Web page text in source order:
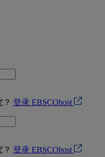
登录 EBSCOhost
登录 EBSCOhost